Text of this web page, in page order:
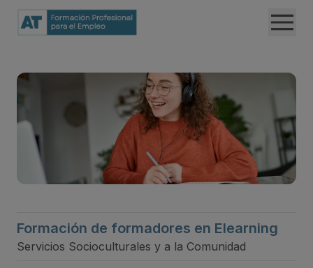
Formación de formadores en Elearning
Servicios Socioculturales y a la Comunidad